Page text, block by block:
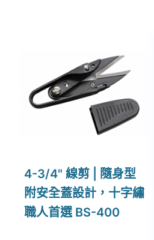
4-3/4" 線剪 | 隨身型
附安全蓋設計，十字繡
職人首選 BS-400